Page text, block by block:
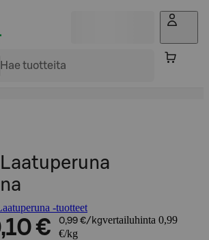
-tuotteet
€ 0,99 €/kgvertailuhinta 0,99
€/kg